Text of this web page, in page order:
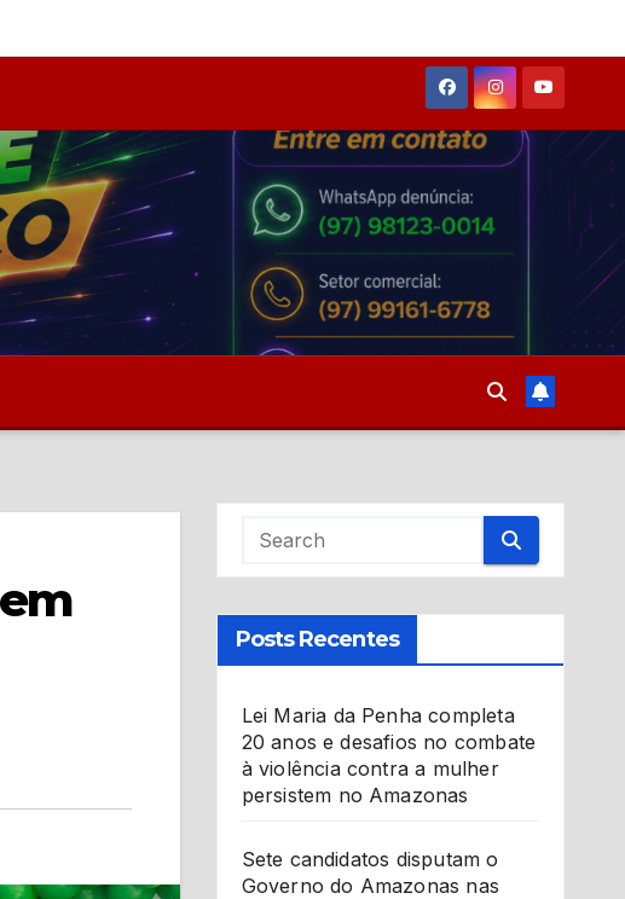
Posts Recentes
Lei Maria da Penha completa
20 anos e desafios no combate
à violência contra a mulher
persistem no Amazonas
Sete candidatos disputam o
Governo do Amazonas nas